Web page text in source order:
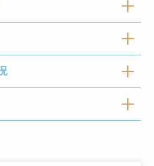
時三刻改變，但只要願意花
可以改變任何習慣。」
作家）
習慣有助預防慢性疾病的
而合適的個人計劃：
查有助您了解個人健康狀況
年檢查，您可以專注照顧當
疾病。如不幸確診，亦可及
期檢查有助維持長遠的健
康狀況：
，特徵是由胰島素缺乏，
採取預防措施，是不可持續
茨